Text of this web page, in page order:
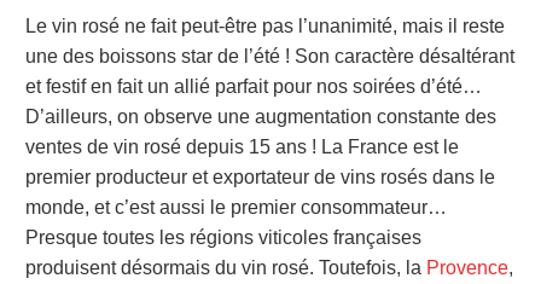
Le vin rosé ne fait peut-être pas l’unanimité, mais il reste
une des boissons star de l’été ! Son caractère désaltérant
et festif en fait un allié parfait pour nos soirées d’été…
D’ailleurs, on observe une augmentation constante des
ventes de vin rosé depuis 15 ans ! La France est le
premier producteur et exportateur de vins rosés dans le
monde, et c’est aussi le premier consommateur…
Presque toutes les régions viticoles françaises
produisent désormais du vin rosé. Toutefois, la Provence,